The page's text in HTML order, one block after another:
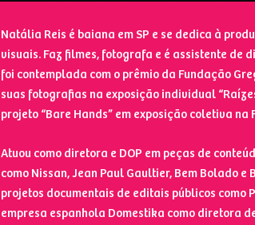
Natália Reis é baiana em SP e se dedica à
visuais. Faz filmes, fotografa e é assistente de
foi contemplada com o prêmio da Fundação
suas fotografias na exposição individual
projeto “Bare Hands” em exposição coletiva na
Atuou como diretora e DOP em peças de
como Nissan, Jean Paul Gaultier, Bem Bolado
projetos documentais de editais públicos como
empresa espanhola Domestika como diretora